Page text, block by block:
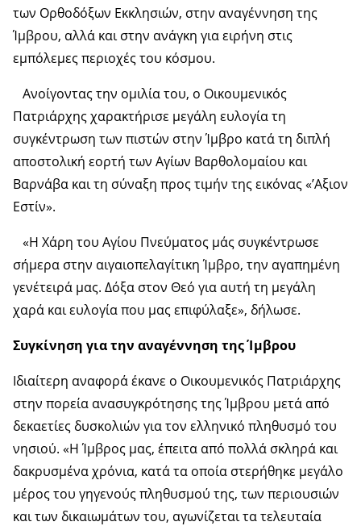
των Ορθοδόξων Εκκλησιών, στην αναγέννηση της
Ίμβρου, αλλά και στην ανάγκη για ειρήνη στις
εμπόλεμες περιοχές του κόσμου.
Ανοίγοντας την ομιλία του, ο Οικουμενικός
Πατριάρχης χαρακτήρισε μεγάλη ευλογία τη
συγκέντρωση των πιστών στην Ίμβρο κατά τη διπλή
αποστολική εορτή των Αγίων Βαρθολομαίου και
Βαρνάβα και τη σύναξη προς τιμήν της εικόνας «’Αξιoν
Εστίν».
«Η Χάρη του Αγίου Πνεύματος μάς συγκέντρωσε
σήμερα στην αιγαιοπελαγίτικη Ίμβρο, την αγαπημένη
γενέτειρά μας. Δόξα στον Θεό για αυτή τη μεγάλη
χαρά και ευλογία που μας επιφύλαξε», δήλωσε.
Συγκίνηση για την αναγέννηση της Ίμβρου
Ιδιαίτερη αναφορά έκανε ο Οικουμενικός Πατριάρχης
στην πορεία ανασυγκρότησης της Ίμβρου μετά από
δεκαετίες δυσκολιών για τον ελληνικό πληθυσμό του
νησιού. «Η Ίμβρος μας, έπειτα από πολλά σκληρά και
δακρυσμένα χρόνια, κατά τα οποία στερήθηκε μεγάλο
μέρος του γηγενούς πληθυσμού της, των περιουσιών
και των δικαιωμάτων του, αγωνίζεται τα τελευταία